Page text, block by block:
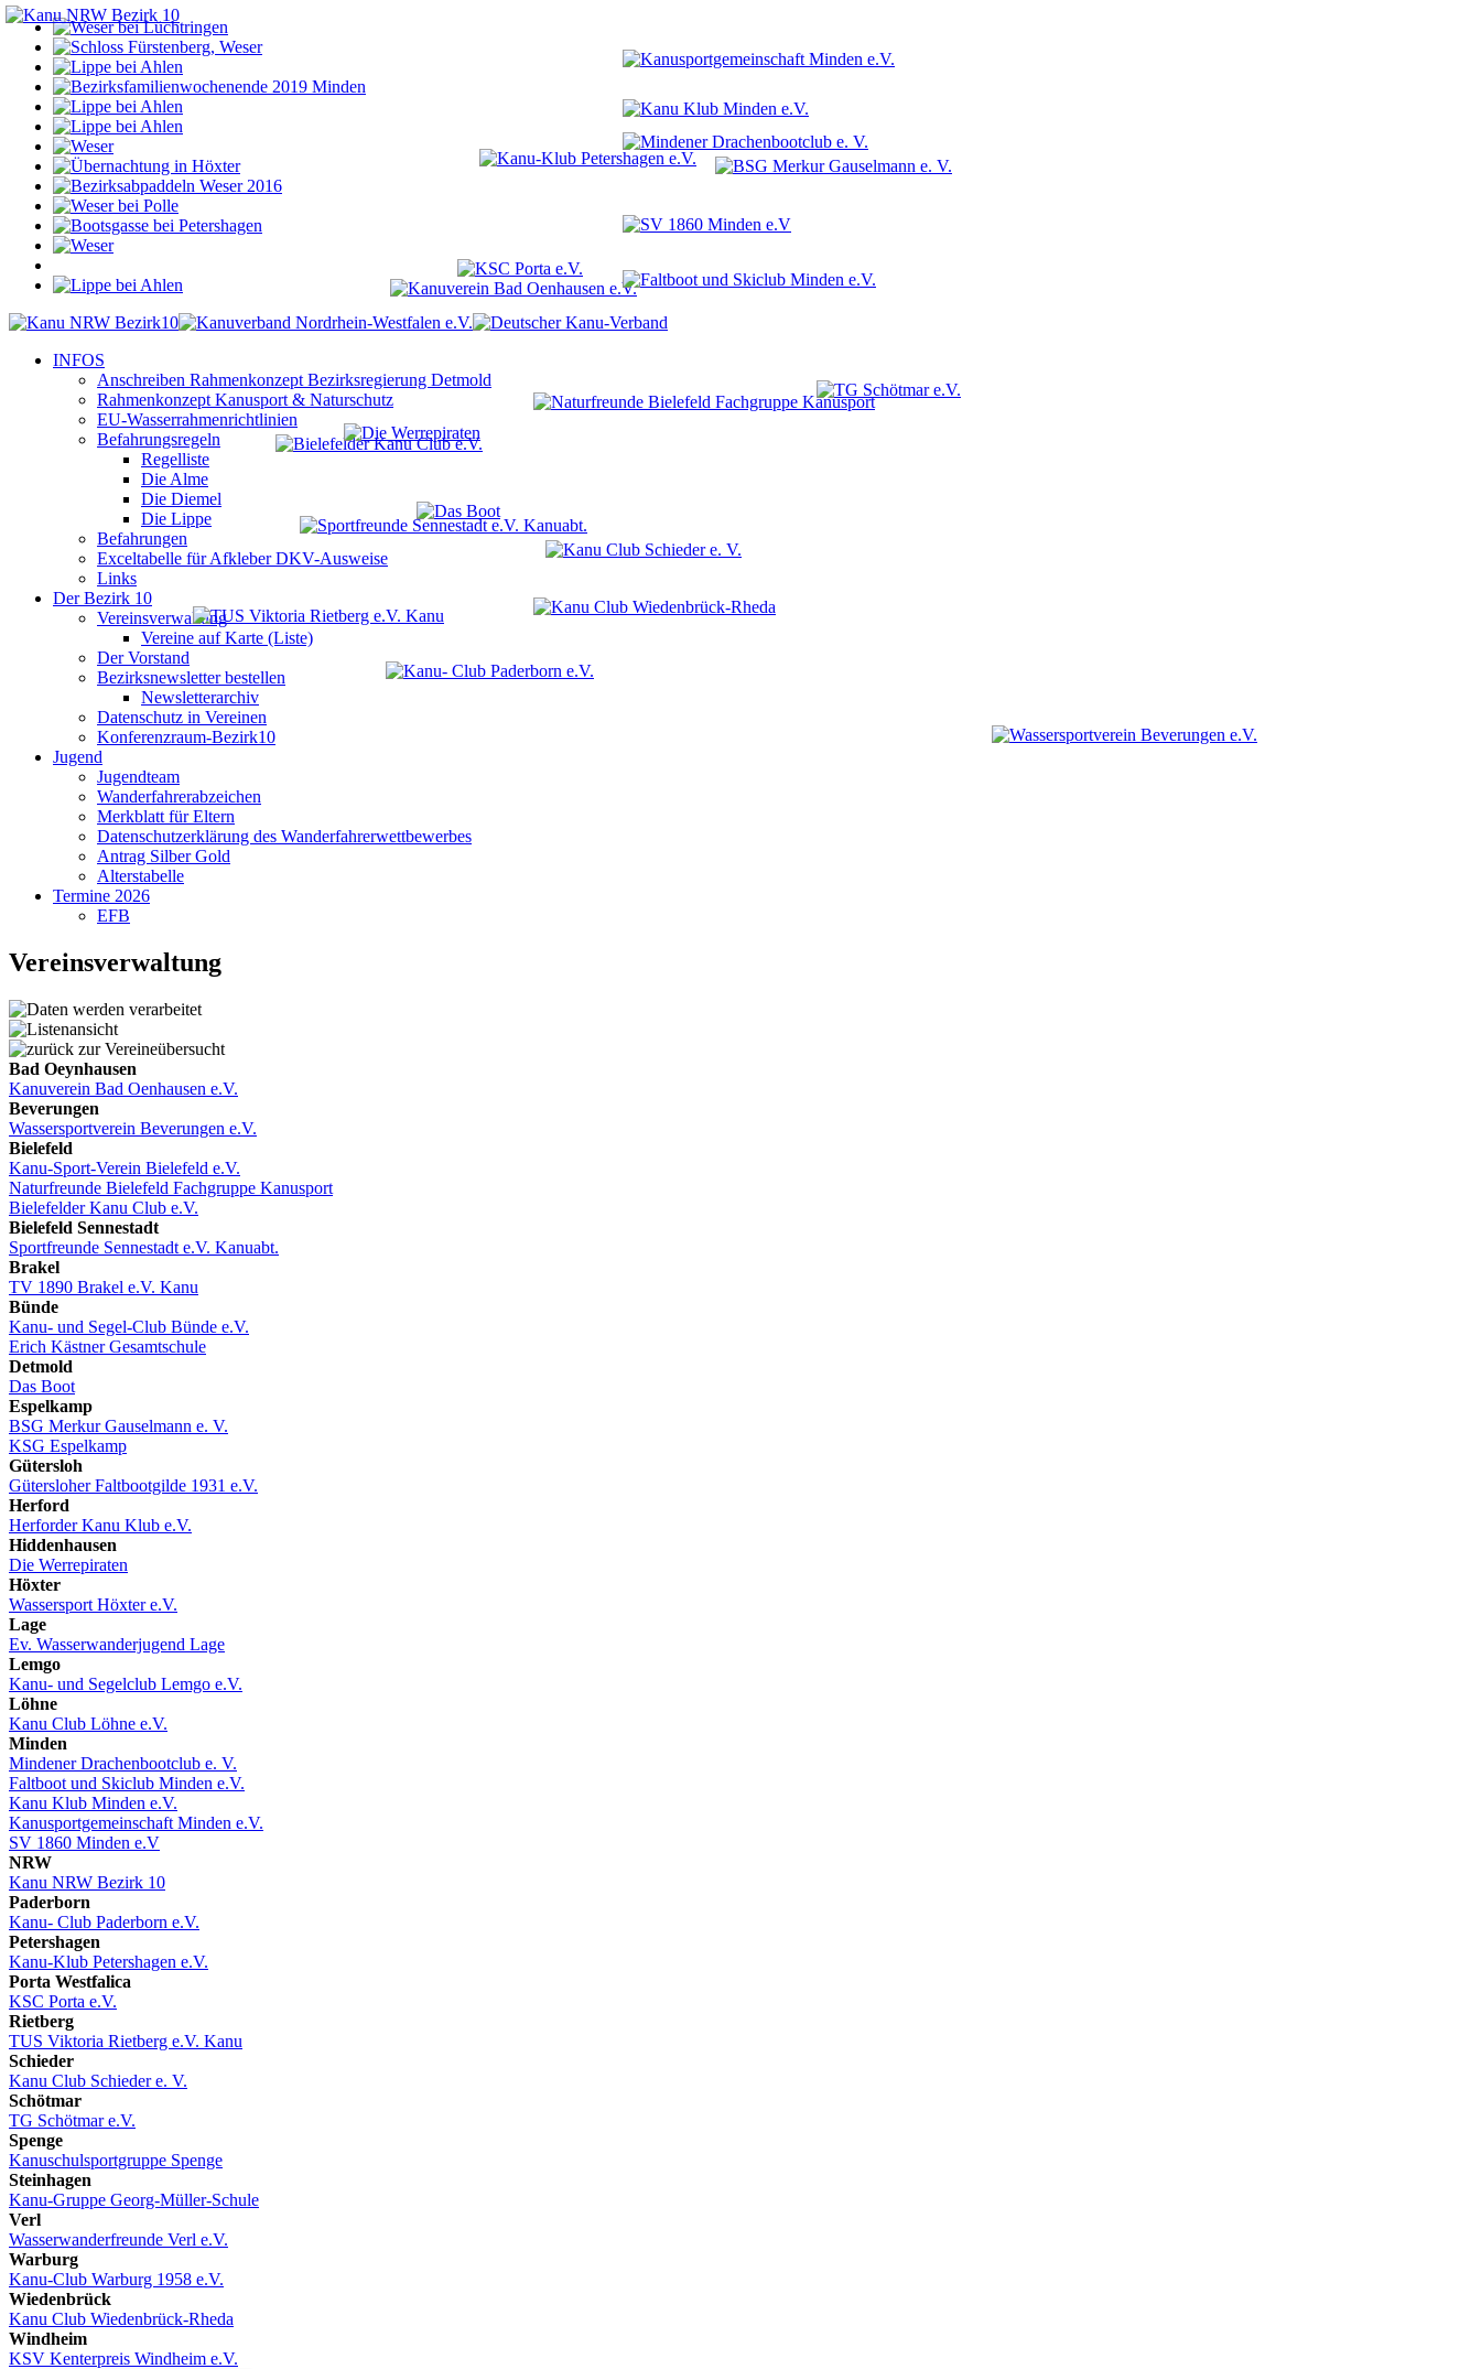
INFOS
Anschreiben Rahmenkonzept Bezirksregierung Detmold
Rahmenkonzept Kanusport & Naturschutz
EU-Wasserrahmenrichtlinien
Befahrungsregeln
Regelliste
Die Alme
Die Diemel
Die Lippe
Befahrungen
Exceltabelle für Afkleber DKV-Ausweise
Links
Der Bezirk 10
Vereinsverwaltung
Vereine auf Karte (Liste)
Der Vorstand
Bezirksnewsletter bestellen
Newsletterarchiv
Datenschutz in Vereinen
Konferenzraum-Bezirk10
Jugend
Jugendteam
Wanderfahrerabzeichen
Merkblatt für Eltern
Datenschutzerklärung des Wanderfahrerwettbewerbes
Antrag Silber Gold
Alterstabelle
Termine 2026
EFB
Vereinsverwaltung
Bad Oeynhausen
Kanuverein Bad Oenhausen e.V.
Beverungen
Wassersportverein Beverungen e.V.
Bielefeld
Kanu-Sport-Verein Bielefeld e.V.
Naturfreunde Bielefeld Fachgruppe Kanusport
Bielefelder Kanu Club e.V.
Bielefeld Sennestadt
Sportfreunde Sennestadt e.V. Kanuabt.
Brakel
TV 1890 Brakel e.V. Kanu
Bünde
Kanu- und Segel-Club Bünde e.V.
Erich Kästner Gesamtschule
Detmold
Das Boot
Espelkamp
BSG Merkur Gauselmann e. V.
KSG Espelkamp
Gütersloh
Gütersloher Faltbootgilde 1931 e.V.
Herford
Herforder Kanu Klub e.V.
Hiddenhausen
Die Werrepiraten
Höxter
Wassersport Höxter e.V.
Lage
Ev. Wasserwanderjugend Lage
Lemgo
Kanu- und Segelclub Lemgo e.V.
Löhne
Kanu Club Löhne e.V.
Minden
Mindener Drachenbootclub e. V.
Faltboot und Skiclub Minden e.V.
Kanu Klub Minden e.V.
Kanusportgemeinschaft Minden e.V.
SV 1860 Minden e.V
NRW
Kanu NRW Bezirk 10
Paderborn
Kanu- Club Paderborn e.V.
Petershagen
Kanu-Klub Petershagen e.V.
Porta Westfalica
KSC Porta e.V.
Rietberg
TUS Viktoria Rietberg e.V. Kanu
Schieder
Kanu Club Schieder e. V.
Schötmar
TG Schötmar e.V.
Spenge
Kanuschulsportgruppe Spenge
Steinhagen
Kanu-Gruppe Georg-Müller-Schule
Verl
Wasserwanderfreunde Verl e.V.
Warburg
Kanu-Club Warburg 1958 e.V.
Wiedenbrück
Kanu Club Wiedenbrück-Rheda
Windheim
KSV Kenterpreis Windheim e.V.